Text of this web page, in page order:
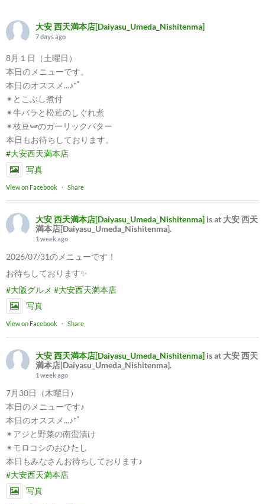
大安 西天満本店[Daiyasu_Umeda_Nishitenma]
7 days ago
8月１日（土曜日）
本日のメニューです。
本日のオススメ...♪*ﾟ
✴︎とこぶし煮付
✴︎牛バラと松茸のしぐれ煮
✴︎枝豆🫛のガーリックバター
本日もお待ちしております。
#大安西天満本店
写真
View on Facebook · Share
大安 西天満本店[Daiyasu_Umeda_Nishitenma] is at 大安 西天
満本店[Daiyasu_Umeda_Nishitenma].
1 week ago
2026/07/31のメニューです！
お待ちしております✨
#大阪グルメ #大安西天満本店
写真
View on Facebook · Share
大安 西天満本店[Daiyasu_Umeda_Nishitenma] is at 大安 西天
満本店[Daiyasu_Umeda_Nishitenma].
1 week ago
7月30日（木曜日）
本日のメニューです♪
本日のオススメ...♪*ﾟ
✴︎アジと野菜の南蛮漬け
✴︎モロコシのおひたし
本日もみなさんお待ちしております♪
#大安西天満本店
写真